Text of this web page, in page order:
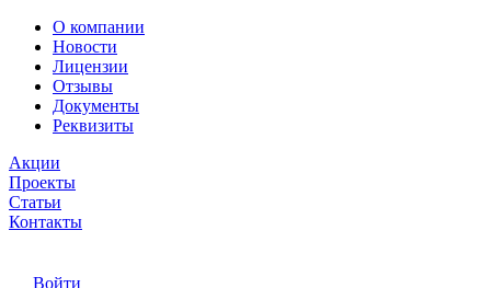
О компании
Новости
Лицензии
Отзывы
Документы
Реквизиты
Акции
Проекты
Статьи
Контакты
Войти